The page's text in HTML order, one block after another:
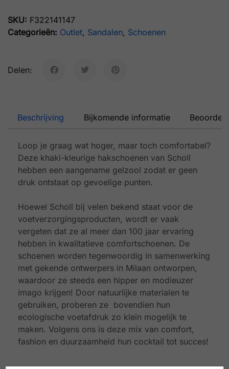
SKU: F322141147
Categorieën: Outlet, Sandalen, Schoenen
Delen:
Beschrijving Bijkomende informatie
Loop je graag wat hoger, maar toch comfortabel?
Deze khaki-kleurige hakschoenen van Scholl
hebben een aangename gelzool zodat er geen
druk ontstaat op gevoelige punten.
Hoewel Scholl bij velen bekend staat voor de
voetverzorgingsproducten, wordt er vaak
vergeten dat ze al meer dan 100 jaar ervaring
hebben in kwalitatieve comfortschoenen. De
schoenen worden tegenwoordig in samenwerking
met gekende ontwerpers in Milaan ontworpen,
waardoor ze steeds een hipper en modieuzer
imago krijgen! Door natuurlijke materialen te
gebruiken, proberen ze bovendien hun
ecologische voetafdruk zo klein mogelijk te
maken. Volgens ons is deze mix van comfort,
fashion en duurzaamheid hun cocktail tot succes!